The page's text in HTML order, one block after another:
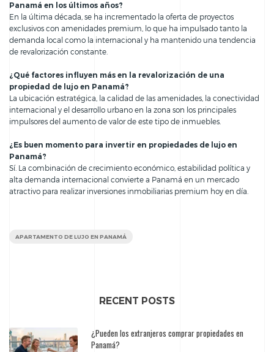
Panamá en los últimos años?
En la última década, se ha incrementado la oferta de proyectos
exclusivos con amenidades premium, lo que ha impulsado tanto la
demanda local como la internacional y ha mantenido una tendencia
de revalorización constante.
¿Qué factores influyen más en la revalorización de una
propiedad de lujo en Panamá?
La ubicación estratégica, la calidad de las amenidades, la conectividad
internacional y el desarrollo urbano en la zona son los principales
impulsores del aumento de valor de este tipo de inmuebles.
¿Es buen momento para invertir en propiedades de lujo en
Panamá?
Sí. La combinación de crecimiento económico, estabilidad política y
alta demanda internacional convierte a Panamá en un mercado
atractivo para realizar inversiones inmobiliarias premium hoy en día.
APARTAMENTO DE LUJO EN PANAMÁ
RECENT POSTS
¿Pueden los extranjeros comprar propiedades en
Panamá?